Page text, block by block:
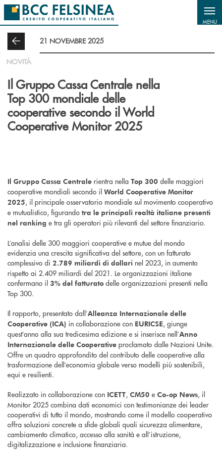
Salta al contenuto principale
MENU
21 NOVEMBRE 2025
NOVITÀ
Il Gruppo Cassa Centrale nella
Top 300 mondiale delle
cooperative secondo il World
Cooperative Monitor 2025
Il Gruppo Cassa Centrale rientra nella Top 300 delle maggiori
cooperative mondiali secondo il World Cooperative Monitor
2025, il principale osservatorio mondiale sul movimento cooperativo
e mutualistico, figurando tra le principali realtà italiane presenti
nel ranking e tra gli operatori più rilevanti del settore finanziario.
L’analisi delle 300 maggiori cooperative e mutue del mondo
evidenzia una crescita significativa del settore, con un fatturato
complessivo di 2.789 miliardi di dollari nel 2023, in aumento
rispetto ai 2.409 miliardi del 2021. Le organizzazioni italiane
confermano il 3% del fatturato delle organizzazioni presenti nella
Top 300.
Il rapporto, presentato dall’Alleanza Internazionale delle
Cooperative (ICA) in collaborazione con EURICSE, giunge
quest’anno alla sua tredicesima edizione e si inserisce nell’Anno
Internazionale delle Cooperative proclamato dalle Nazioni Unite.
Offre un quadro approfondito del contributo delle cooperative alla
trasformazione dell’economia globale verso modelli più sostenibili,
equi e resilienti.
Realizzato in collaborazione con ICETT, CM50 e Co-op News, il
Monitor 2025 combina dati economici con testimonianze dei leader
cooperativi di tutto il mondo, mostrando come il modello cooperativo
offra soluzioni concrete a sfide globali quali sicurezza alimentare,
cambiamento climatico, accesso alla sanità e all’istruzione,
digitalizzazione e inclusione finanziaria.